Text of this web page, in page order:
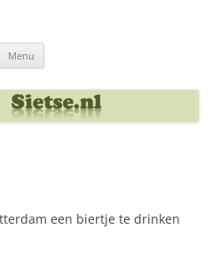
Menu
een biertje te drinken